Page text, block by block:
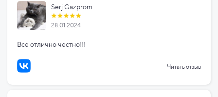
Serj Gazprom
28.01.2024
Все отлично честно!!!
Читать отзыв